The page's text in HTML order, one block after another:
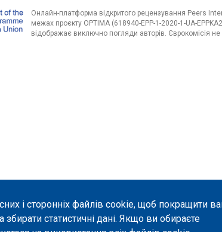
і сторонніх файлів cookie, щоб покращити
збирати статистичні дані. Якщо ви обираєте
Онлайн-платформа відкритого рецензування Peers
межах проєкту OPTIMA (618940-EPP-1-2020-1-UA-
відображає виключно погляди авторів. Єврокомісія